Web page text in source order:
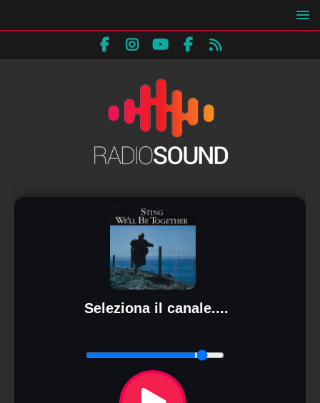
Seleziona il canale....